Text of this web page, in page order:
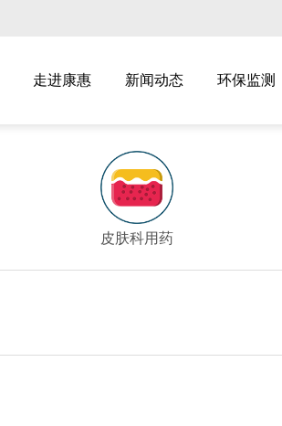
走进康惠 新闻动态 环保监测
皮肤科用药